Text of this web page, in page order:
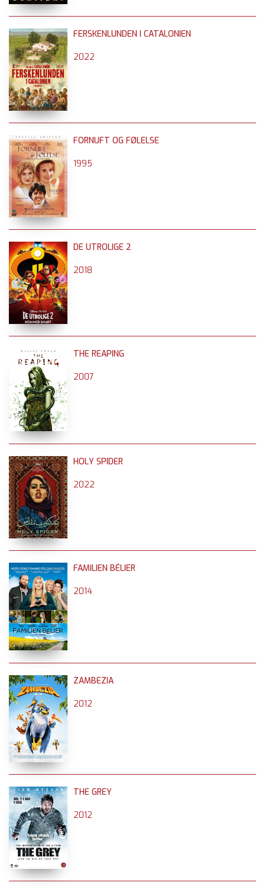
FERSKENLUNDEN I CATALONIEN
2022
FORNUFT OG FØLELSE
1995
DE UTROLIGE 2
2018
THE REAPING
2007
HOLY SPIDER
2022
FAMILIEN BÉLIER
2014
ZAMBEZIA
2012
THE GREY
2012